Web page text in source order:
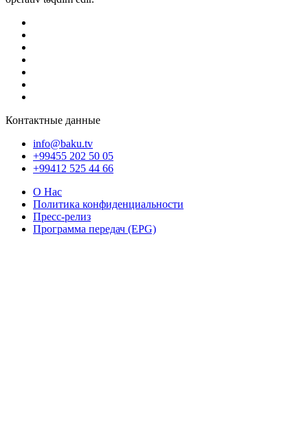
Контактные данные
info@baku.tv
+99455 202 50 05
+99412 525 44 66
О Нас
Политика конфиденциальности
Пресс-релиз
Программа передач (EPG)